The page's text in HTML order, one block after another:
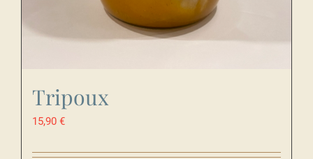
Tripoux
15,90 €